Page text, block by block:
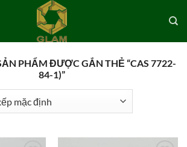
PHẨM ĐƯỢC GẮN THẺ “CAS 7722-
84-1)”